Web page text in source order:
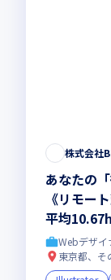
株式会社
あなたの
《リモー
平均
80％（
ク/映像…
Webデザイ
東京都、そ